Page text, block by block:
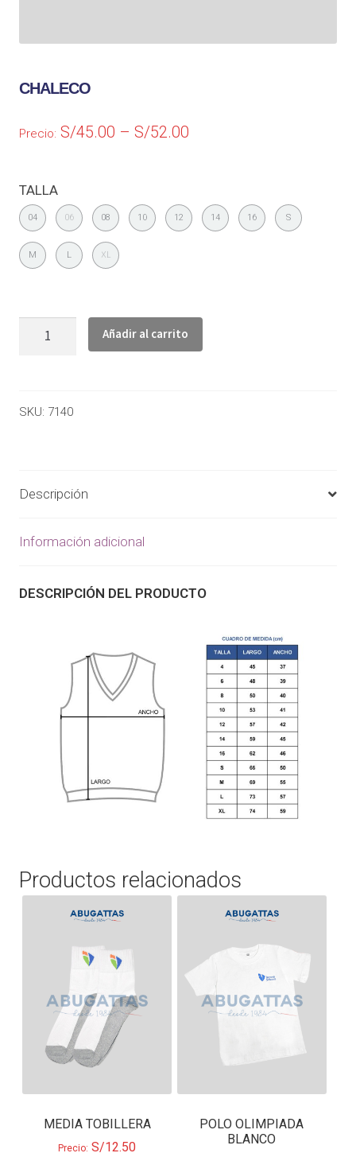
CHALECO
Precio: S/45.00 –S/52.00
TALLA
04 06 08 10 12 14 16 S
M L XL
Añadir al carrito
SKU: 7140
Descripción
Información adicional
DESCRIPCIÓN DEL PRODUCTO
Productos relacionados
MEDIA TOBILLERA
Precio: S/12.50
POLO OLIMPIADA
BLANCO